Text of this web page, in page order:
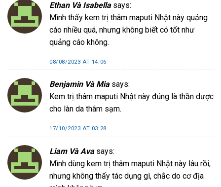
Ethan Và Isabella says:
Mình thấy kem trị thâm maputi Nhật này quảng
cáo nhiều quá, nhưng không biết có tốt như
quảng cáo không.
08/08/2023 AT 14:06
Benjamin Và Mia says:
Kem trị thâm maputi Nhật này đúng là thần dược
cho làn da thâm sạm.
17/10/2023 AT 03:28
Liam Và Ava says:
Mình dùng kem trị thâm maputi Nhật này lâu rồi,
nhưng không thấy tác dụng gì, chắc do cơ địa